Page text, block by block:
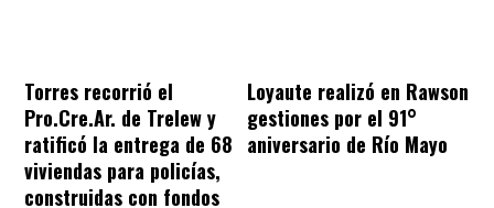
Torres recorrió el
Pro.Cre.Ar. de Trelew y
ratificó la entrega de 68
viviendas para policías,
construidas con fondos
Loyaute realizó en Rawson
gestiones por el 91°
aniversario de Río Mayo